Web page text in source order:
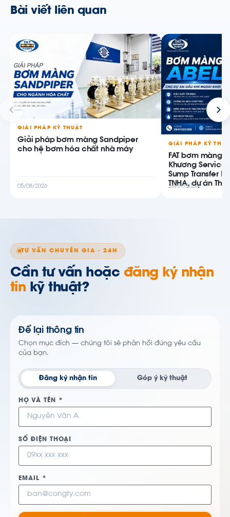
Bài viết liên quan
GIẢI PHÁP KỸ THUẬT
Giải pháp bơm màng Sandpiper
cho hệ bơm hóa chất nhà máy
05/08/2026
GIẢI PHÁP KỸ
FAT bơm màng
Khương
Sump Transfer
TNHA, dự án
28/07/2026
TƯ VẤN CHUYÊN GIA · 24H
Cần tư vấn hoặc đăng ký nhận
tin kỹ thuật?
Để lại thông tin
Chọn mục đích — chúng tôi sẽ phản hồi đúng yêu cầu
của bạn.
Đăng ký nhận tin Góp ý kỹ thuật
HỌ VÀ TÊN *
SỐ ĐIỆN THOẠI
EMAIL *